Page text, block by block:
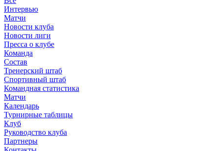
Интервью
Матчи
Новости клуба
Новости лиги
Пресса о клубе
Команда
Состав
Тренерский штаб
Спортивный штаб
Командная статистика
Матчи
Календарь
Турнирные таблицы
Клуб
Руководство клуба
Партнеры